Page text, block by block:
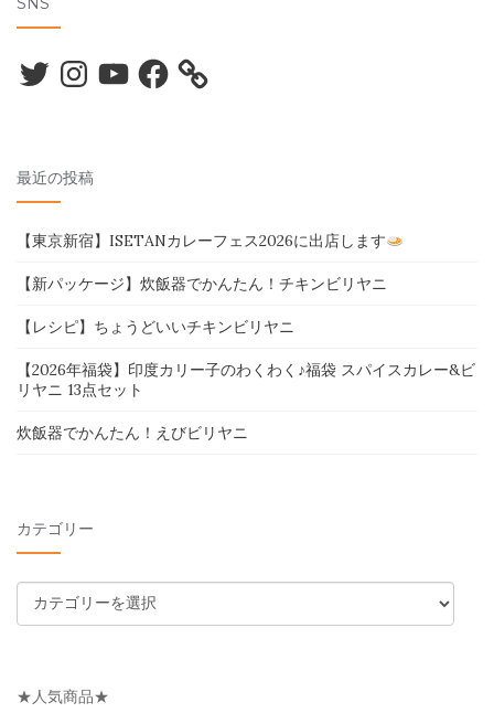
TwitterInstagramYouTubeFacebook
最近の投稿
【東京新宿】ISETANカレーフェス2026に出店します
【新パッケージ】炊飯器でかんたん！チキンビリヤニ
【レシピ】ちょうどいいチキンビリヤニ
【2026年福袋】印度カリー子のわくわく♪福袋 スパイスカレー&ビ
リヤニ 13点セット
炊飯器でかんたん！えびビリヤニ
カテゴリー
テ
リ
★人気商品★